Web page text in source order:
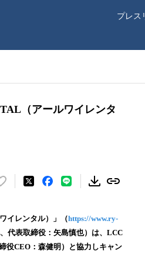
プレス
（アールワイレンタ
い
！
数
を
イレンタル）」（https://www.ry-
代表取締役：矢島慎也）は、LCC
役CEO：森健明）と協力しキャン